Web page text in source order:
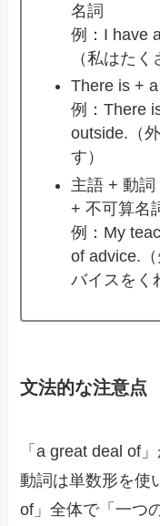
名詞
例：I have
（私はた
There is +
例：There
outside.（
す）
主語 + 動
+ 不可算名
例：My
of advice.
バイスをく
文法的な注意点
「a great deal of
動詞は単数形を使
of」全体で「一つ